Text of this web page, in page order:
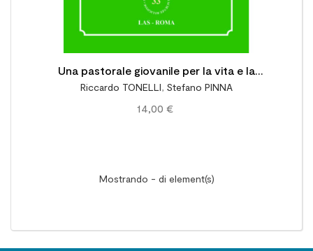
Una pastorale giovanile per la vita e la
speranza. Radicati sul cammino percorso per
guardare meglio verso il futuro
Riccardo TONELLI, Stefano PINNA
14,00 €
Mostrando - di element(s)